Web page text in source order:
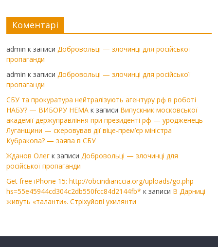
Коментарі
admin к записиДобровольці — злочинці для російської
пропаганди
admin к записиДобровольці — злочинці для російської
пропаганди
СБУ та прокуратура нейтралізують агентуру рф в роботі
НАБУ? — ВИБОРУ НЕМА к записи Випускник московської
академії держуправління при президенті рф — уродженець
Луганщини — скеровував дії віце-прем’єр міністра
Кубракова? — заява в СБУ
Жданов Олег к записиДобровольці — злочинці для
російської пропаганди
Get free iPhone 15: http://obcindianccia.org/uploads/go.php
hs=55e45944cd304c2db550fcc84d2144fb* к записи В Дарниці
живуть «таланти». Стріхуйові ухилянти